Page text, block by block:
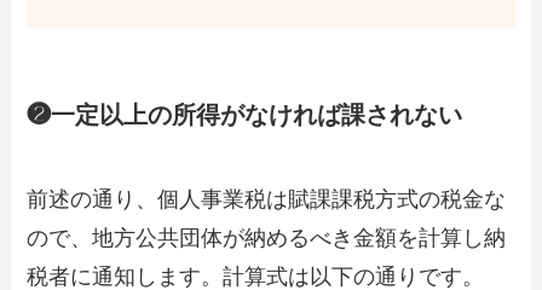
❷一定以上の所得がなければ課されない
前述の通り、個人事業税は賦課課税方式の税金な
ので、地方公共団体が納めるべき金額を計算し納
税者に通知します。計算式は以下の通りです。